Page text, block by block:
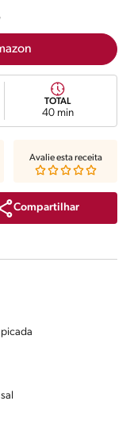
TOTAL
40 min
Compartilhar
Avalie esta receita